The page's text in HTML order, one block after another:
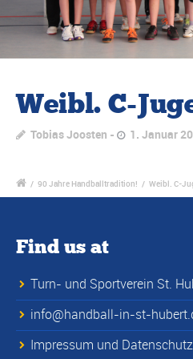
Weibl. C-
Tobias Joosten 1. Januar
/ 90 Jahre Handballtradition! / Weibl. C-
Find us at
Turn- und Sportverein St.
info@handball-in-st-
Impressum und